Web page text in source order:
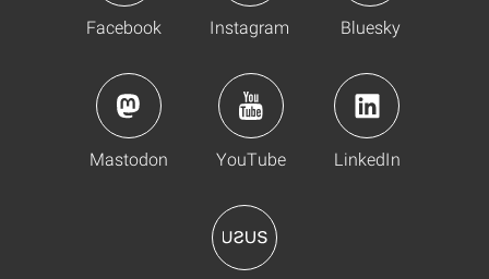
Facebook Instagram Bluesky
Mastodon YouTube LinkedIn